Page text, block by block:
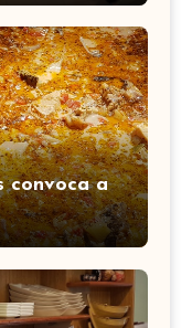
convoca a